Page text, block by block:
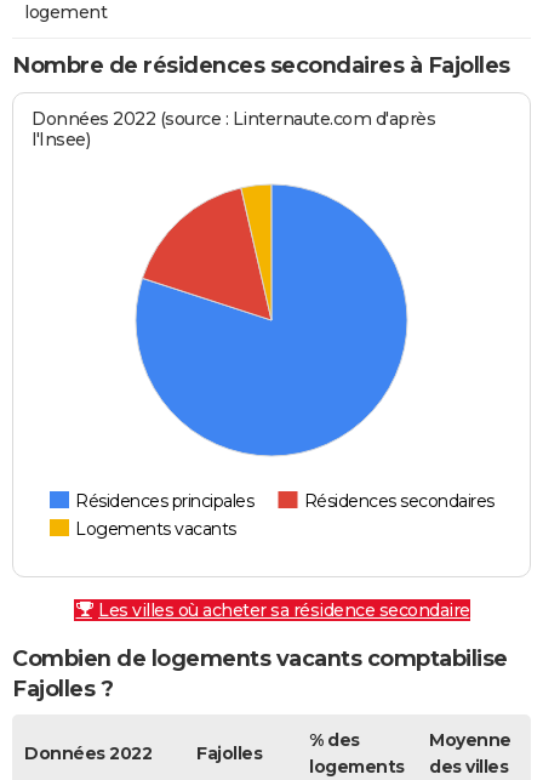
logement
Nombre de résidences secondaires à Fajolles
Données 2022 (source : Linternaute.com d'après
l'Insee)
Résidences principales
Résidences secondaires
Logements vacants
Les villes où acheter sa résidence secondaire
Combien de logements vacants comptabilise
Fajolles ?
Données 2022 Fajolles
% des
logements
Moyenne
des villes